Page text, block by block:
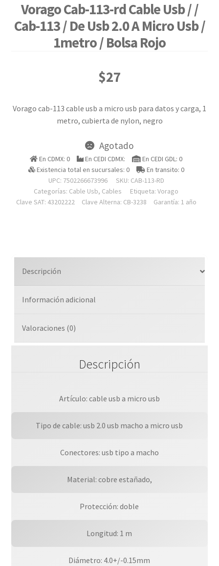
Vorago Cab-113-rd Cable Usb / /
Cab-113 / De Usb 2.0 A Micro Usb /
1metro / Bolsa Rojo
$27
Vorago cab-113 cable usb a micro usb para datos y carga, 1
metro, cubierta de nylon, negro
Agotado
En CDMX: 0 En CEDI CDMX:
En CEDI GDL: 0
Existencia total en sucursales: 0
En transito: 0
UPC: 7502266673996
SKU: CAB-113-RD
Categorías: Cable Usb, Cables Etiqueta: Vorago
Clave SAT: 43202222
Clave Alterna: CB-3238 Garantía: 1 año
Descripción
Información adicional
Valoraciones (0)
Descripción
Artículo: cable usb a micro usb
Tipo de cable: usb 2.0 usb macho a micro usb
Conectores: usb tipo a macho
Material: cobre estañado,
Protección: doble
Longitud: 1 m
Diámetro: 4.0+/-0.15mm